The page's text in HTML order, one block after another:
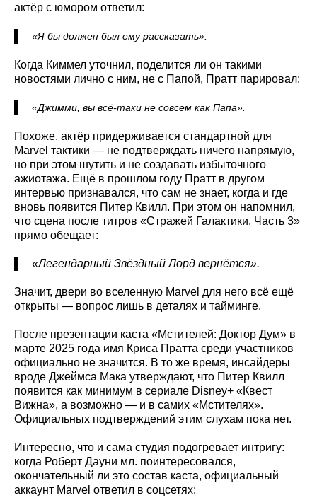
актёр с юмором ответил:
«Я бы должен был ему рассказать».
Когда Киммел уточнил, поделится ли он такими
новостями лично с ним, не с Папой, Пратт парировал:
«Джимми, вы всё-таки не совсем как Папа».
Похоже, актёр придерживается стандартной для
Marvel тактики — не подтверждать ничего напрямую,
но при этом шутить и не создавать избыточного
ажиотажа. Ещё в прошлом году Пратт в другом
интервью признавался, что сам не знает, когда и где
вновь появится Питер Квилл. При этом он напомнил,
что сцена после титров «Стражей Галактики. Часть 3»
прямо обещает:
«Легендарный Звёздный Лорд вернётся».
Значит, двери во вселенную Marvel для него всё ещё
открыты — вопрос лишь в деталях и тайминге.
После презентации каста «Мстителей: Доктор Дум» в
марте 2025 года имя Криса Пратта среди участников
официально не значится. В то же время, инсайдеры
вроде Джеймса Мака утверждают, что Питер Квилл
появится как минимум в сериале Disney+ «Квест
Вижна», а возможно — и в самих «Мстителях».
Официальных подтверждений этим слухам пока нет.
Интересно, что и сама студия подогревает интригу:
когда Роберт Дауни мл. поинтересовался,
окончательный ли это состав каста, официальный
аккаунт Marvel ответил в соцсетях: